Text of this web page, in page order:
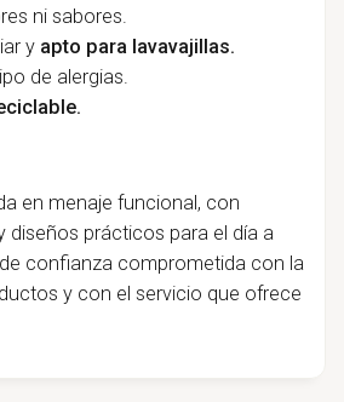
ni sabores.
y apto para lavavajillas.
de alergias.
en menaje funcional, con
diseños prácticos para el día a
confianza comprometida con la
y con el servicio que ofrece